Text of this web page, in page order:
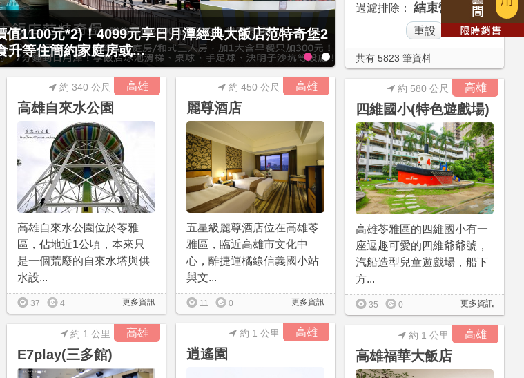
值1100元*2)！4099元享日月潭經典大飯店范特奇堡2
升等住簡約家庭房或...
最後2天，要訂要快！捷絲
4799元起享4人1泊1食住4人
過濾排除： 結束營業
共有 5823 筆資料
高雄
高雄自來水公園
約 340 公尺
高雄自來水公園位於苓雅
區，佔地近1公頃，本來只
是一個荒廢的自來水塔與供
水設...
更多資訊
37 4
高雄
麗尊酒店
約 450 公尺
五星級麗尊酒店位在高雄苓
雅區，臨近高雄市文化中
心，離捷運橘線信義國小站
與文...
更多資訊
11 0
高雄
四維國小(特色遊戲場)
約 580 公尺
高雄苓雅區的四維國小有一
座逗趣可愛的四維爺爺號，
汽船造型兒童遊戲場，船下
方...
更多資訊
35 0
高雄
逍遙園
約 1 公里
高雄
E7play(三多館)
約 1 公里 高雄
高雄福華大飯店
約 1 公里